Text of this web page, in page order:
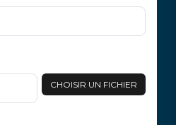
CHOISIR UN FICHIER